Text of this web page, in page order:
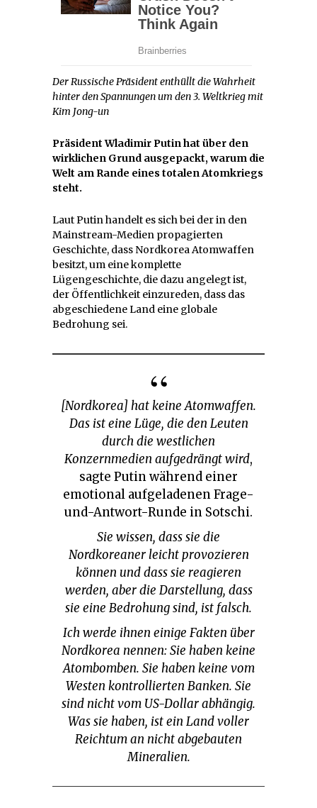
Der Russische Präsident enthüllt die Wahrheit
hinter den Spannungen um den 3. Weltkrieg mit
Kim Jong-un
Präsident Wladimir Putin hat über den
wirklichen Grund ausgepackt, warum die
Welt am Rande eines totalen Atomkriegs
steht.
Laut Putin handelt es sich bei der in den
Mainstream-Medien propagierten
Geschichte, dass Nordkorea Atomwaffen
besitzt, um eine komplette
Lügengeschichte, die dazu angelegt ist,
der Öffentlichkeit einzureden, dass das
abgeschiedene Land eine globale
Bedrohung sei.
[Nordkorea] hat keine Atomwaffen.
Das ist eine Lüge, die den Leuten
durch die westlichen
Konzernmedien aufgedrängt wird,
sagte Putin während einer
emotional aufgeladenen Frage-
und-Antwort-Runde in Sotschi.
Sie wissen, dass sie die
Nordkoreaner leicht provozieren
können und dass sie reagieren
werden, aber die Darstellung, dass
sie eine Bedrohung sind, ist falsch.
Ich werde ihnen einige Fakten über
Nordkorea nennen: Sie haben keine
Atombomben. Sie haben keine vom
Westen kontrollierten Banken. Sie
sind nicht vom US-Dollar abhängig.
Was sie haben, ist ein Land voller
Reichtum an nicht abgebauten
Mineralien.